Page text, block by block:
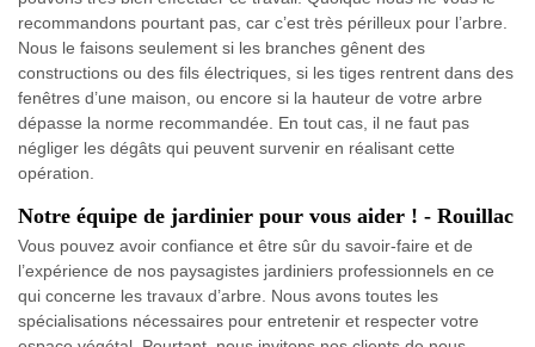
recommandons pourtant pas, car c’est très périlleux pour l’arbre.
Nous le faisons seulement si les branches gênent des
constructions ou des fils électriques, si les tiges rentrent dans des
fenêtres d’une maison, ou encore si la hauteur de votre arbre
dépasse la norme recommandée. En tout cas, il ne faut pas
négliger les dégâts qui peuvent survenir en réalisant cette
opération.
Notre équipe de jardinier pour vous aider ! - Rouillac
Vous pouvez avoir confiance et être sûr du savoir-faire et de
l’expérience de nos paysagistes jardiniers professionnels en ce
qui concerne les travaux d’arbre. Nous avons toutes les
spécialisations nécessaires pour entretenir et respecter votre